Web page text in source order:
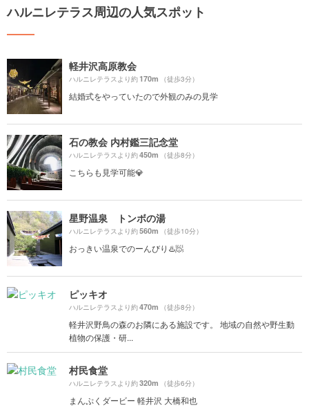
ハルニレテラス周辺の人気スポット
軽井沢高原教会
ハルニレテラスより約170m （徒歩3分）
結婚式をやっていたので外観のみの見学
石の教会 内村鑑三記念堂
ハルニレテラスより約450m （徒歩8分）
こちらも見学可能💎
星野温泉 トンボの湯
ハルニレテラスより約560m （徒歩10分）
おっきい温泉でのーんびり♨️🧖
ピッキオ
ハルニレテラスより約470m （徒歩8分）
軽井沢野鳥の森のお隣にある施設です。 地域の自然や野生動
植物の保護・研...
村民食堂
ハルニレテラスより約320m （徒歩6分）
まんぷくダービー 軽井沢 大橋和也